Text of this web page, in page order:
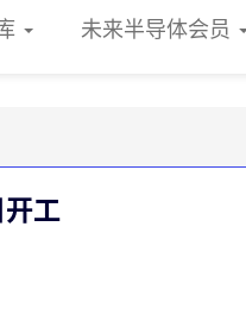
未来半导体会员
工